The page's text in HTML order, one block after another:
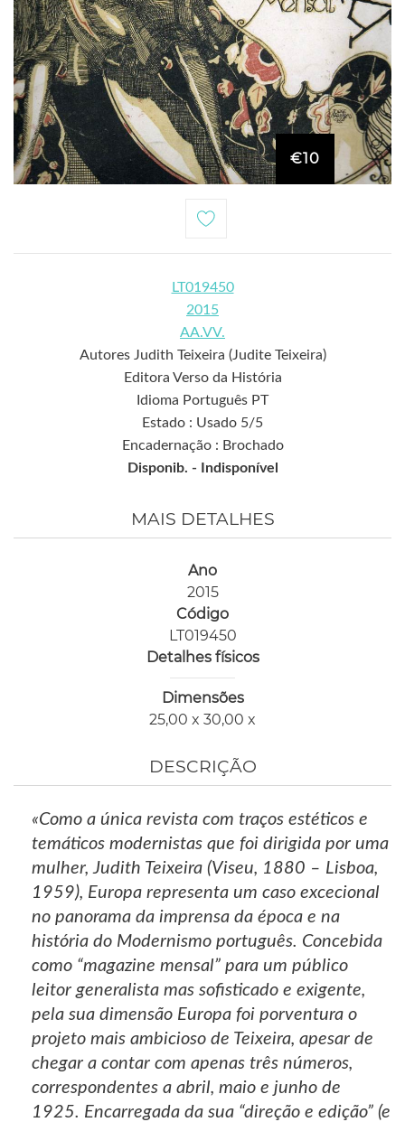
€10
LT019450
2015
AA.VV.
Autores Judith Teixeira (Judite Teixeira)
Editora Verso da História
Idioma Português PT
Estado : Usado 5/5
Encadernação : Brochado
Disponib. -
Indisponível
MAIS DETALHES
Ano
2015
Código
LT019450
Detalhes físicos
Dimensões
25,00 x 30,00 x
DESCRIÇÃO
«Como a única revista com traços estéticos e
temáticos modernistas que foi dirigida por uma
mulher, Judith Teixeira (Viseu, 1880 – Lisboa,
1959), Europa representa um caso excecional
no panorama da imprensa da época e na
história do Modernismo português. Concebida
como “magazine mensal” para um público
leitor generalista mas sofisticado e exigente,
pela sua dimensão Europa foi porventura o
projeto mais ambicioso de Teixeira, apesar de
chegar a contar com apenas três números,
correspondentes a abril, maio e junho de
1925. Encarregada da sua “direção e edição” (e